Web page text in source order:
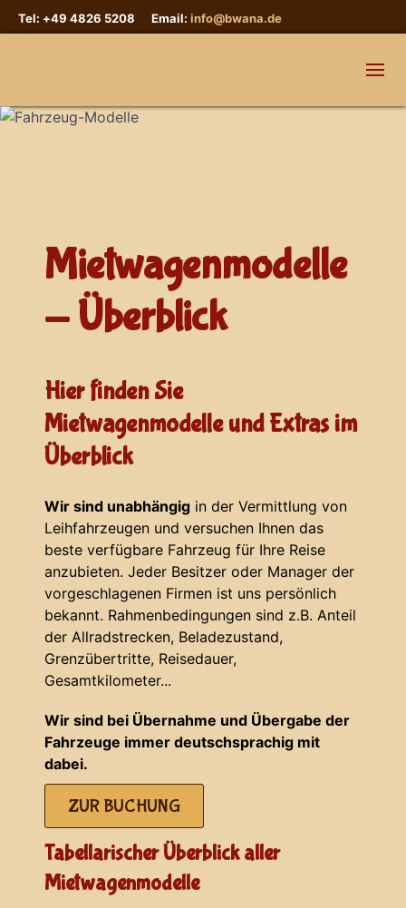
Tel: +49 4826 5208 Email: info@bwana.de
Mietwagenmodelle
- Überblick
Hier finden Sie
Mietwagenmodelle und Extras im
Überblick
Wir sind unabhängig in der Vermittlung von
Leihfahrzeugen und versuchen Ihnen das
beste verfügbare Fahrzeug für Ihre Reise
anzubieten. Jeder Besitzer oder Manager der
vorgeschlagenen Firmen ist uns persönlich
bekannt. Rahmenbedingungen sind z.B. Anteil
der Allradstrecken, Beladezustand,
Grenzübertritte, Reisedauer,
Gesamtkilometer...
Wir sind bei Übernahme und Übergabe der
Fahrzeuge immer deutschsprachig mit
dabei.
ZUR BUCHUNG
Tabellarischer Überblick aller
Mietwagenmodelle